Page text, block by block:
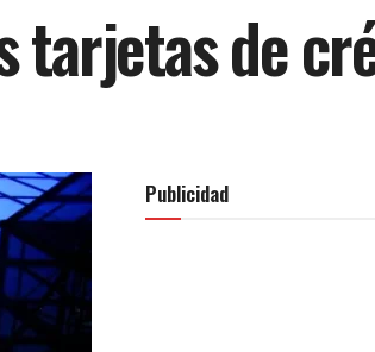
tarjetas de
Publicidad